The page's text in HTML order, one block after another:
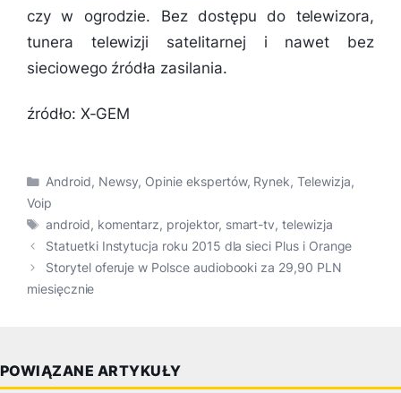
czy w ogrodzie. Bez dostępu do telewizora,
tunera telewizji satelitarnej i nawet bez
sieciowego źródła zasilania.
źródło: X-GEM
Kategorie
Android, Newsy, Opinie ekspertów, Rynek,Telewizja,
Voip
Tagi
android, komentarz, projektor, smart-tv,telewizja
Statuetki Instytucja roku 2015 dla sieci Plus i Orange
Storytel oferuje w Polsce audiobooki za 29,90 PLN
miesięcznie
POWIĄZANE ARTYKUŁY